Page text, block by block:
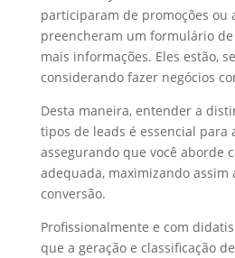
participaram de promoções ou
preencheram um formulário
mais informações. Eles estão,
considerando fazer negócios
Desta maneira, entender a
tipos de leads é essencial para
assegurando que você aborde
adequada, maximizando assim
conversão.
Profissionalmente e com
que a geração e classificação